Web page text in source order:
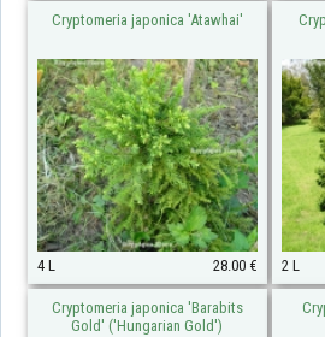
Cryptomeria japonica 'Atawhai'
4 L 28.00 € 2 L
Cryptomeria japonica 'Barabits
Gold' ('Hungarian Gold')